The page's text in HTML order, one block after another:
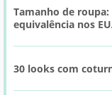
Tamanho de
equivalência nos
30 looks com